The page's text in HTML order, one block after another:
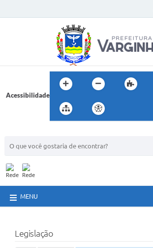
Acessibilidade
MENU
Legislação